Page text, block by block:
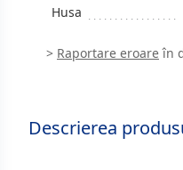
Husa
> Raportare eroareîn
Descrierea